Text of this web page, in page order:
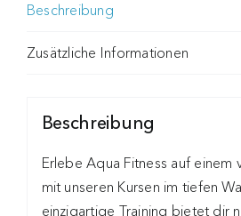
Beschreibung
Zusätzliche Informationen
Beschreibung
Erlebe Aqua Fitness auf einem
mit unseren Kursen im tiefen
einzigartige Training bietet dir